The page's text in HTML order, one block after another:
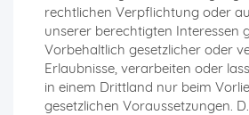
rechtlichen Verpflichtung oder
unserer berechtigten Interessen
Vorbehaltlich gesetzlicher oder
Erlaubnisse, verarbeiten oder
in einem Drittland nur beim
gesetzlichen Voraussetzungen.